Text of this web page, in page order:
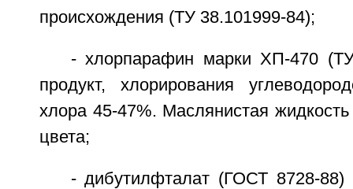
происхождения (ТУ 38.101999-84);
- хлорпарафин марки ХП-470
продукт, хлорирования
хлора 45-47%. Маслянистая
цвета;
- дибутилфталат (ГОСТ 8728-88)